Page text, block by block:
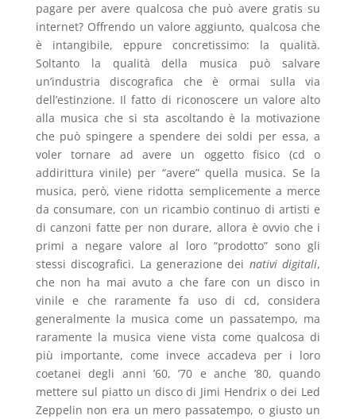
pagare per avere qualcosa che può avere gratis su
internet? Offrendo un valore aggiunto, qualcosa che
è intangibile, eppure concretissimo: la qualità.
Soltanto la qualità della musica può salvare
un’industria discografica che è ormai sulla via
dell’estinzione. Il fatto di riconoscere un valore alto
alla musica che si sta ascoltando è la motivazione
che può spingere a spendere dei soldi per essa, a
voler tornare ad avere un oggetto fisico (cd o
addirittura vinile) per “avere” quella musica. Se la
musica, però, viene ridotta semplicemente a merce
da consumare, con un ricambio continuo di artisti e
di canzoni fatte per non durare, allora è ovvio che i
primi a negare valore al loro “prodotto” sono gli
stessi discografici. La generazione dei nativi digitali,
che non ha mai avuto a che fare con un disco in
vinile e che raramente fa uso di cd, considera
generalmente la musica come un passatempo, ma
raramente la musica viene vista come qualcosa di
più importante, come invece accadeva per i loro
coetanei degli anni ’60, ’70 e anche ’80, quando
mettere sul piatto un disco di Jimi Hendrix o dei Led
Zeppelin non era un mero passatempo, o giusto un